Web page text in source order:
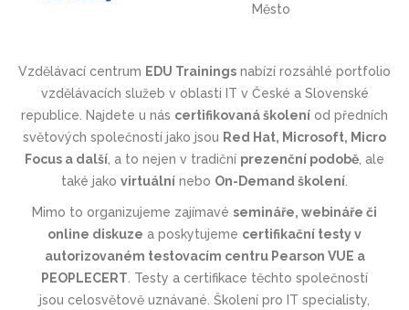
Město
Vzdělávací centrum EDU Trainings nabízí rozsáhlé portfolio
vzdělávacích služeb v oblasti IT v České a Slovenské
republice. Najdete u nás certifikovaná školení od předních
světových společností jako jsou Red Hat, Microsoft, Micro
Focus a další , a to nejen v tradiční prezenční podobě , ale
také jako virtuální nebo On-Demand školení
Mimo to organizujeme zajímavé semináře, webináře či
online diskuze a poskytujeme certifikační testy v
autorizovaném testovacím centru Pearson VUE a
PEOPLECERT Testy a certifikace těchto společností
jsou celosvětově uznávané . Školení pro IT specialisty,